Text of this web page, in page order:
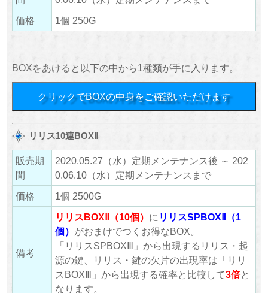
価格
1個 250G
BOXをあけると以下の中から1種類が手に入ります。
クリックでBOXの中身をご確認いただけます
リリス10連BOXⅡ
販売期
間
2020.05.27（水）定期メンテナンス後 ～ 202
0.06.10（水）定期メンテナンスまで
価格
1個 2500G
備考
リリスBOXⅡ（10個） に リリスSPBOXⅡ（1
個） がおまけでつくお得なBOX。
「リリスSPBOXⅢ」から出現するリリス・起
源の鍵、リリス・鍵の欠片の出現率は「リリ
スBOXⅢ」から出現する確率と比較して3倍と
なります。